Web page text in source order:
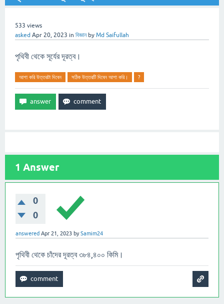
533 views
asked Apr 20, 2023 in বিজ্ঞান by Md Saifullah
পৃথিবী থেকে সূর্যের দূরত্ব।
আশা করি উত্তরটা দিবেন সঠিক উত্তরটি দিবেন আশা করি। ?
1 Answer
0
0
answered Apr 21, 2023 bySamim24
পৃথিবী থেকে চাঁদের দূরত্ব ৩৮৪,৪০০ কিমি।